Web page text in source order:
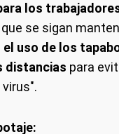
los
se sigan
uso de los
distancias para